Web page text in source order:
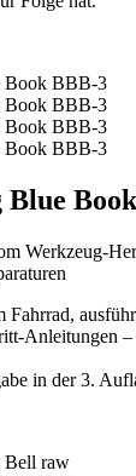
Werkzeug-
Fahrrad,
Anleitungen
in der 3.